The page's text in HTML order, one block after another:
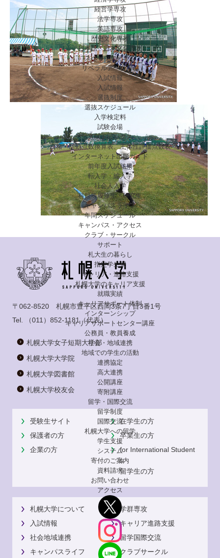
経営学専攻
法学専攻
英語専攻
歴史文化専攻
日本語・日本文化専攻
スポーツ文化専攻
リベラルアーツ専攻
入試情報
入試情報
選抜制度
選抜スケジュール
入学検定料
試験会場
入試トピックス
資格・活動点数換算表、主体性評価点数表
インターネット出願ガイド
前年度入試結果
転入学・編入学
社会人入学
科目等履修生・研究生
キャンパスライフ
年間スケジュール
キャンパス・アクセス
クラブ・サークル
サポート
札大生の暮らし
指定学生寮
キャリア・進路支援
札幌大学のキャリア支援
就職実績
キャリアサポート体制
インターンシップ
キャリアサポートセンター講座
公務員・教員養成
社会・地域連携
地域での学生の活動
連携協定
高大連携
公開講座
寄附講座
留学・国際交流
留学制度
国際交流
札幌大学への留学
学生支援
システム
寄付のご案内
資料請求
お問い合わせ
アクセス
〒062-8520 札幌市豊平区西岡3条7丁目3番1号
Tel.
（011）852-1181（代表）
札幌大学女子短期大学部
札幌大学大学院
札幌大学図書館
札幌大学校友会
受験生サイト
在学生の方
保護者の方
卒業生の方
企業の方
for International Student
s
留学生の方
札幌大学について
学群専攻
入試情報
キャリア進路支援
社会地域連携
留学国際交流
キャンパスライフ
クラブサークル